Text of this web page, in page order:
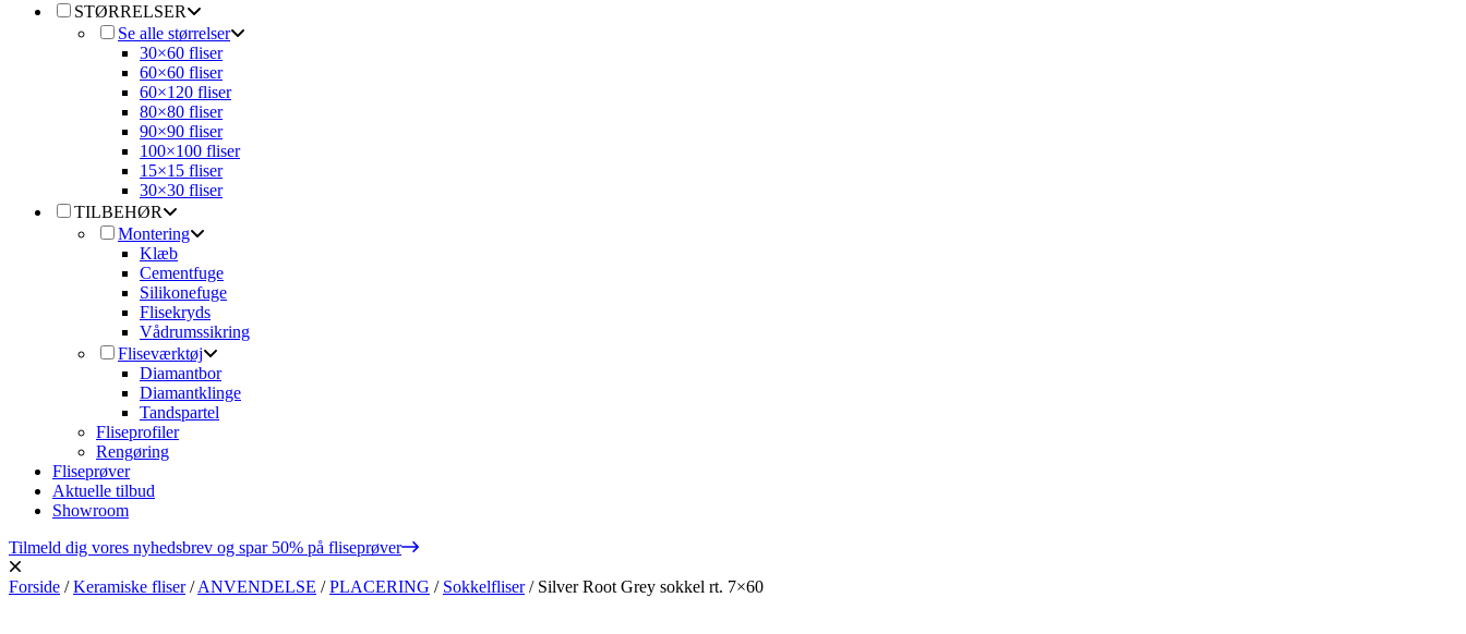
STØRRELSER
Se alle størrelser
30×60 fliser
60×60 fliser
60×120 fliser
80×80 fliser
90×90 fliser
100×100 fliser
15×15 fliser
30×30 fliser
TILBEHØR
Montering
Klæb
Cementfuge
Silikonefuge
Flisekryds
Vådrumssikring
Fliseværktøj
Diamantbor
Diamantklinge
Tandspartel
Fliseprofiler
Rengøring
Fliseprøver
Aktuelle tilbud
Showroom
Tilmeld dig vores nyhedsbrev og spar 50% på fliseprøver
Forside /Keramiske fliser/ANVENDELSE /PLACERING / Sokkelfliser/ Silver Root Grey sokkel rt. 7×60